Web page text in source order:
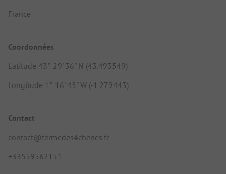
France
Coordonnées
Latitude 43° 29' 36" N (43.493549)
Longitude 1° 16' 45" W (-1.279443)
Contact
contact@fermedes4chenes.fr
+33559562151